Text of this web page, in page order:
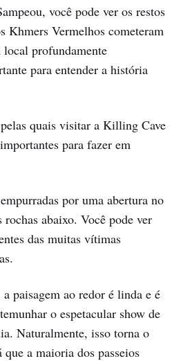
você pode ver os restos
Khmers Vermelhos cometeram
local profundamente
para entender a história
quais visitar a Killing Cave
para fazer em
por uma abertura no
rochas abaixo. Você pode ver
das muitas vítimas
paisagem ao redor é linda e é
o espetacular show de
Naturalmente, isso torna o
a maioria dos passeios